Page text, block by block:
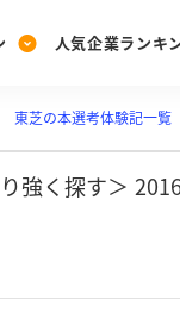
人気企業ランキ
グを見る
業特集
東芝の本選考体験記一覧
強く探す＞